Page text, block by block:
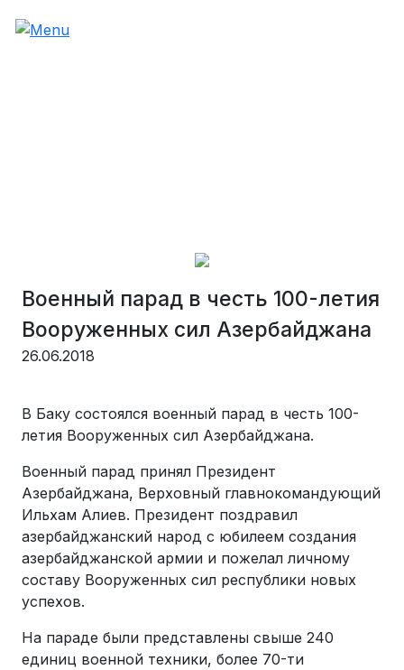
Военный парад в честь 100-летия
Вооруженных сил Азербайджана
26.06.2018
В Баку состоялся военный парад в честь 100-
летия Вооруженных сил Азербайджана.
Военный парад принял Президент
Азербайджана, Верховный главнокомандующий
Ильхам Алиев. Президент поздравил
азербайджанский народ с юбилеем создания
азербайджанской армии и пожелал личному
составу Вооруженных сил республики новых
успехов.
На параде были представлены свыше 240
единиц военной техники, более 70-ти